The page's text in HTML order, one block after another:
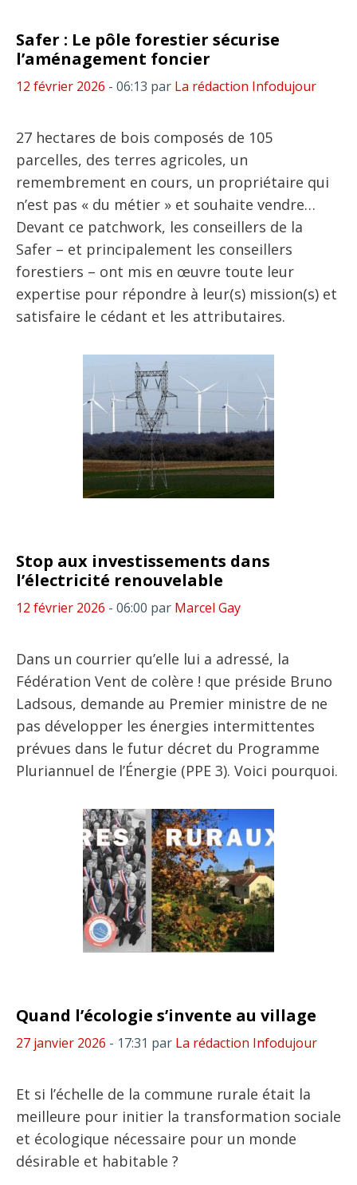
Safer : Le pôle forestier sécurise
l’aménagement foncier
12 février 2026 - 06:13 par La rédaction Infodujour
27 hectares de bois composés de 105
parcelles, des terres agricoles, un
remembrement en cours, un propriétaire qui
n’est pas « du métier » et souhaite vendre…
Devant ce patchwork, les conseillers de la
Safer – et principalement les conseillers
forestiers – ont mis en œuvre toute leur
expertise pour répondre à leur(s) mission(s) et
satisfaire le cédant et les attributaires.
Stop aux investissements dans
l’électricité renouvelable
12 février 2026 - 06:00 par Marcel Gay
Dans un courrier qu’elle lui a adressé, la
Fédération Vent de colère ! que préside Bruno
Ladsous, demande au Premier ministre de ne
pas développer les énergies intermittentes
prévues dans le futur décret du Programme
Pluriannuel de l’Énergie (PPE 3). Voici pourquoi.
Quand l’écologie s’invente au village
27 janvier 2026 - 17:31 par La rédaction Infodujour
Et si l’échelle de la commune rurale était la
meilleure pour initier la transformation sociale
et écologique nécessaire pour un monde
désirable et habitable ?